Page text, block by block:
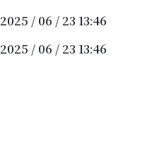
2025 / 06 / 23 13:46
2025 / 06 / 23 13:46